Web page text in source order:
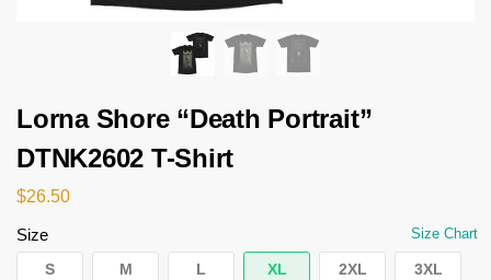
Lorna Shore “Death Portrait”
DTNK2602 T-Shirt
$26.50
Size Size Chart
S M L XL 2XL 3XL